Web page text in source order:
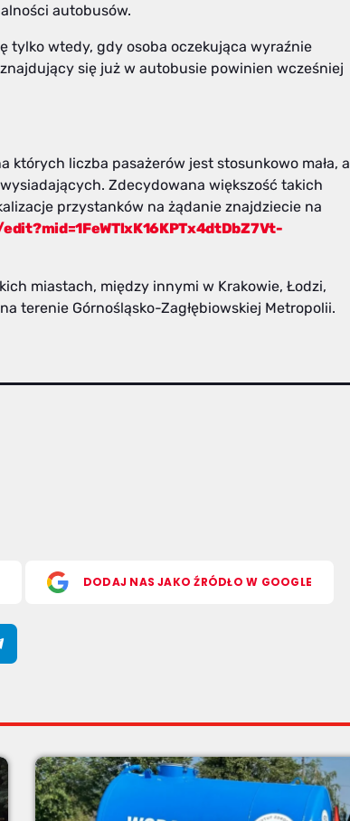
autobusów.
tylko wtedy, gdy osoba oczekująca wyraźnie
się już w autobusie powinien wcześniej
których liczba pasażerów jest stosunkowo mała, a
Zdecydowana większość takich
przystanków na żądanie znajdziecie na
miastach, między innymi w Krakowie, Łodzi,
terenie Górnośląsko-Zagłębiowskiej Metropolii.
DODAJ NAS JAKO ŹRÓDŁO W GOOGLE